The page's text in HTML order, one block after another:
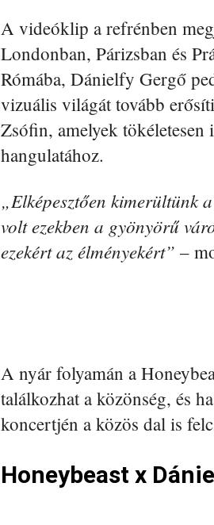
A videóklip a refrénben
Londonban, Párizsban és
Rómába, Dánielfy Gergő
vizuális világát tovább
Zsófin, amelyek tökéletesen
hangulatához.
„Elképesztően kimerültünk
volt ezekben a gyönyörű
ezekért az élményekért” –
A nyár folyamán a
találkozhat a közönség, és
koncertjén a közös dal is
Honeybeast x